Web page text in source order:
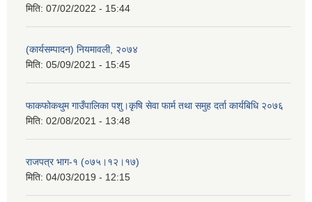
मिति: 07/02/2022 - 15:44
(कार्यसम्पादन) नियमावली, २०७४
मिति: 05/09/2021 - 15:45
फाकफोकथुम गाउँपालिका पशु।कृषि सेवा फार्म तथा समुह दर्ता कार्यबिधि २०७६
मिति: 02/08/2021 - 13:48
राजपत्र भाग-१ (०७५।१२।१७)
मिति: 04/03/2019 - 12:15